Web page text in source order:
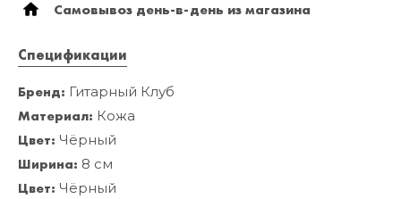
Самовывоз день-в-день из магазина
Спецификации
Бренд: Гитарный Клуб
Материал: Кожа
Цвет: Чёрный
Ширина: 8 см
Цвет: Чёрный